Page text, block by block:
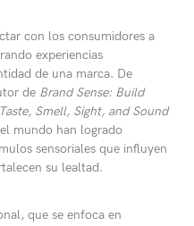
con los consumidores a
experiencias
de una marca. De
de Brand Sense: Build
Smell, Sight, and Sound
mundo han logrado
sensoriales que influyen
su lealtad.
que se enfoca en